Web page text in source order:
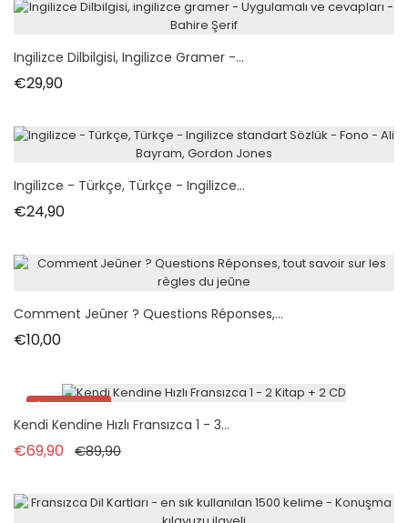
Ingilizce Dilbilgisi, Ingilizce Gramer -...
€29,90Fiyat
Ingilizce - Türkçe, Türkçe - Ingilizce...
€24,90Fiyat
Comment Jeûner ? Questions Réponses,...
€10,00Fiyat
İndirimde!
Kendi Kendine Hızlı Fransızca 1 - 3...
€69,90 Normal fiyat
€89,90Fiyat